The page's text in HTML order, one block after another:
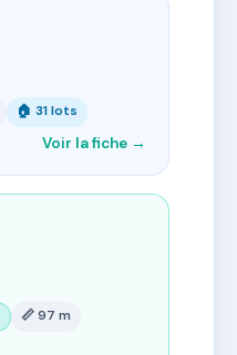
🏠 31 lots
Voir la fiche →
📏 97 m